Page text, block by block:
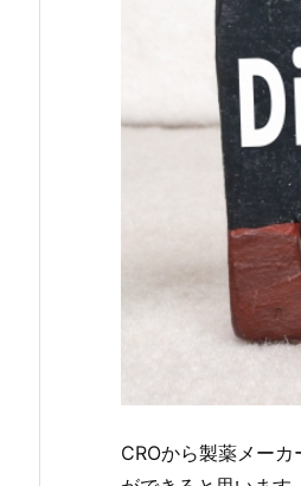
CROから製薬メー